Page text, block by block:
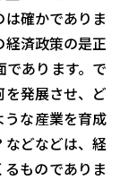
確かでありま
済政策の是正
あります。で
発展させ、ど
うな産業を育成
などなどは、経
ものでありま